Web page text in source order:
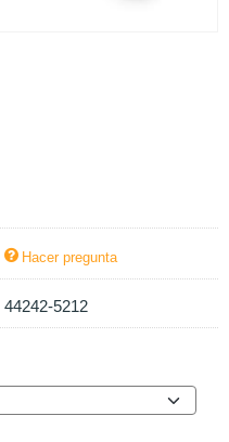
Hacer pregunta
44242-5212